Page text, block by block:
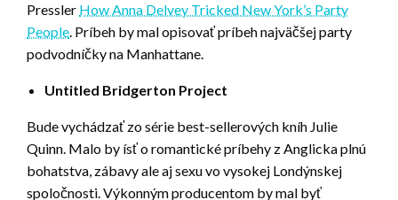
Pressler How Anna Delvey Tricked New York’s Party
People. Príbeh by mal opisovať príbeh najväčšej party
podvodníčky na Manhattane.
Untitled Bridgerton Project
Bude vychádzať zo série best-sellerových kníh Julie
Quinn. Malo by ísť o romantické príbehy z Anglicka plnú
bohatstva, zábavy ale aj sexu vo vysokej Londýnskej
spoločnosti. Výkonným producentom by mal byť